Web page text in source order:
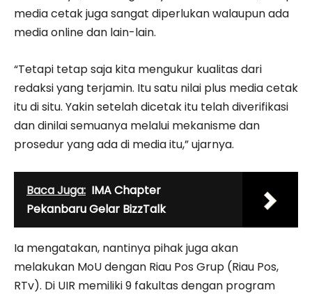
media cetak juga sangat diperlukan walaupun ada
media online dan lain-lain.
“Tetapi tetap saja kita mengukur kualitas dari
redaksi yang terjamin. Itu satu nilai plus media cetak
itu di situ. Yakin setelah dicetak itu telah diverifikasi
dan dinilai semuanya melalui mekanisme dan
prosedur yang ada di media itu,” ujarnya.
Baca Juga: IMA Chapter
Pekanbaru Gelar BizzTalk
Ia mengatakan, nantinya pihak juga akan
melakukan MoU dengan Riau Pos Grup (Riau Pos,
RTv). Di UIR memiliki 9 fakultas dengan program